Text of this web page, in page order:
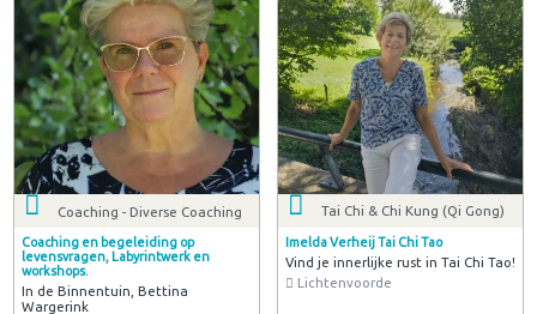
Coaching - Diverse Coaching
Coaching en begeleiding op
levensvragen, Labyrintwerk en
workshops.
In de Binnentuin, Bettina
Wargerink
Tai Chi & Chi Kung (Qi Gong)
Imelda Verheij Tai Chi Tao
Vind je innerlijke rust in Tai Chi Tao!
Lichtenvoorde